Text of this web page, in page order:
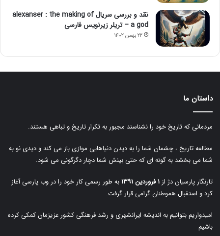
نقد و بررسی سریال alexanser : the making of
a god – تریلر زیرنویس فارسی
۲۲ بهمن ۱۴۰۲
داستان ما
مردمانی که تاریخ خود را نشناسند مجبور به تکرار تاریخ و تباهی هستند.
مطالعه تاریخ ، چشمان شما را به دیدن دنیاهایی موازی باز می کند و دیدی نو به
شما می بخشد به گونه ای که حتی بینش شما دچار دگرگونی می شود.
تارنگار پارسیان دژ از۱ فروردین ۱۳۹۱
به طور رسمی کار خود را در وب پارسی آغاز
کرد و استقبال هموطنان گرامی قرار گرفت.
امیدواریم بتوانیم به اندیشه ایرانشهری و رشد فرهنگی کشور عزیزمان کمکی کرده
باشیم